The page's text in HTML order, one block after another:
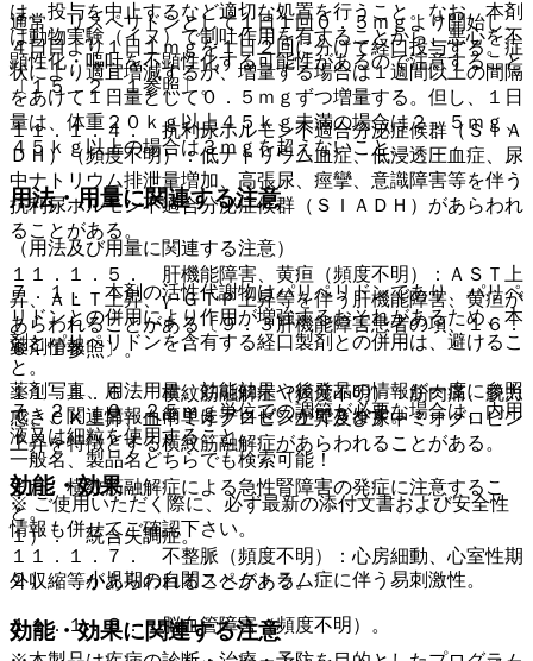
は、投与を中止するなど適切な処置を行うこと。なお、本剤
は動物実験（イヌ）で制吐作用を有することから、悪心を不
顕性化・嘔吐を不顕性化する可能性があるので注意すること
〔１５．２．１参照〕。
１１．１．４． 抗利尿ホルモン不適合分泌症候群（ＳＩＡ
ＤＨ）（頻度不明）：低ナトリウム血症、低浸透圧血症、尿
中ナトリウム排泄量増加、高張尿、痙攣、意識障害等を伴う
抗利尿ホルモン不適合分泌症候群（ＳＩＡＤＨ）があらわれ
ることがある。
１１．１．５． 肝機能障害、黄疸（頻度不明）：ＡＳＴ上
昇、ＡＬＴ上昇、γ−ＧＴＰ上昇等を伴う肝機能障害、黄疸が
あらわれることがある〔９．３肝機能障害患者の項、１６．
６．１参照〕。
１１．１．６． 横紋筋融解症（頻度不明）：筋肉痛、脱力
感、ＣＫ上昇、血中ミオグロビン上昇及び尿中ミオグロビン
上昇を特徴とする横紋筋融解症があらわれることがある。
また、横紋筋融解症による急性腎障害の発症に注意するこ
と。
１１．１．７． 不整脈（頻度不明）：心房細動、心室性期
外収縮等があらわれることがある。
１１．１．８． 脳血管障害（頻度不明）。
通常、リスペリドンとして１日１回０．５ｍｇより開始し、
４日目より１日１ｍｇを１日２回に分けて経口投与する。症
状により適宜増減するが、増量する場合は１週間以上の間隔
をあけて１日量として０．５ｍｇずつ増量する。但し、１日
量は、体重２０ｋｇ以上４５ｋｇ未満の場合は２．５ｍｇ、
４５ｋｇ以上の場合は３ｍｇを超えないこと。
用法・用量に関連する注意
（用法及び用量に関連する注意）
７．１． 本剤の活性代謝物はパリペリドンであり、パリペ
リドンとの併用により作用が増強するおそれがあるため、本
剤とパリペリドンを含有する経口製剤との併用は、避けるこ
と。
７．２． ０．２５ｍｇ単位での調節が必要な場合は、内用
液又は細粒を使用すること。
効能・効果
１）． 統合失調症。
２）． 小児期の自閉スペクトラム症に伴う易刺激性。
効能・効果に関連する注意
薬剤情報
薬剤写真、用法用量、効能効果や後発品の情報が一度に参照
でき、関連情報へ簡単にアクセスができます。
一般名、製品名どちらでも検索可能！
※ ご使用いただく際に、必ず最新の添付文書および安全性
情報も併せてご確認下さい。